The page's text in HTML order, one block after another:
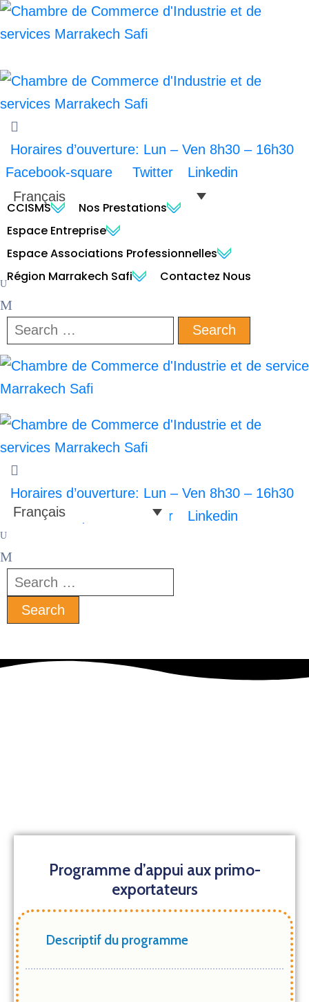
Horaires d’ouverture: Lun – Ven 8h30 – 16h30
Facebook-square
Twitter
Linkedin
Français
CCISMS
Nos Prestations
Espace Entreprise
Espace Associations Professionnelles
Région Marrakech Safi
Contactez Nous
Horaires d’ouverture: Lun – Ven 8h30 – 16h30
Facebook-square
Twitter Linkedin
Français
Programme d’appui aux primo-
exportateurs
Descriptif du programme